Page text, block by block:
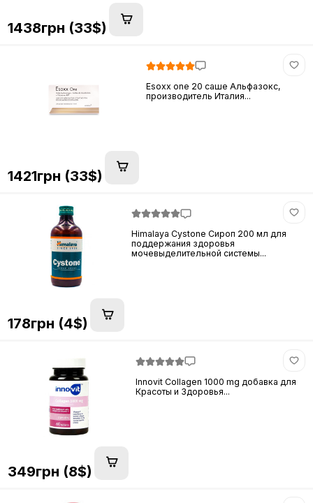
1438грн (33$)
Esoxx one 20 саше Альфазокс,
производитель Италия...
1421грн (33$)
Himalaya Cystone Сироп 200 мл для
поддержания здоровья
мочевыделительной системы...
178грн (4$)
Innovit Collagen 1000 mg добавка для
Красоты и Здоровья...
349грн (8$)